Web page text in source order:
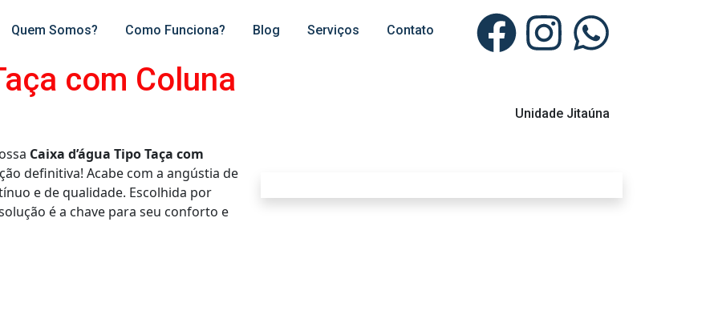
Quem Somos? Como Funciona? Blog Serviços Contato
Unidade Jitaúna
com Coluna
Caixa d’água Tipo Taça com
definitiva! Acabe com a angústia de
e de qualidade. Escolhida por
é a chave para seu conforto e